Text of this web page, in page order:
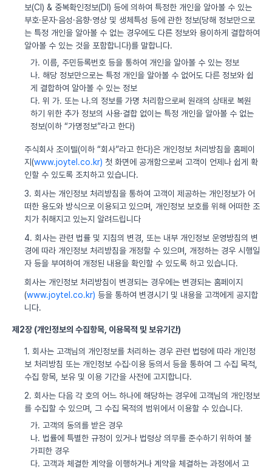
보(CI) & 중복확인정보(DI) 등에 의하여 특정한 개인을 알아볼 수 있는
부호·문자·음성·음향·영상 및 생체특성 등에 관한 정보(당해 정보만으로
는 특정 개인을 알아볼 수 없는 경우에도 다른 정보와 용이하게 결합하여
알아볼 수 있는 것을 포함합니다)를 말합니다.
가. 이름, 주민등록번호 등을 통하여 개인을 알아볼 수 있는 정보
나. 해당 정보만으로는 특정 개인을 알아볼 수 없어도 다른 정보와 쉽
게 결합하여 알아볼 수 있는 정보
다. 위 가. 또는 나.의 정보를 가명 처리함으로써 원래의 상태로 복원
하기 위한 추가 정보의 사용·결합 없이는 특정 개인을 알아볼 수 없는
정보(이하 “가명정보”라고 한다)
주식회사 조이텔(이하 “회사”라고 한다)은 개인정보 처리방침을 홈페이
지(www.joytel.co.kr) 첫 화면에 공개함으로써 고객이 언제나 쉽게 확
인할 수 있도록 조치하고 있습니다.
3. 회사는 개인정보 처리방침을 통하여 고객이 제공하는 개인정보가 어
떠한 용도와 방식으로 이용되고 있으며, 개인정보 보호를 위해 어떠한 조
치가 취해지고 있는지 알려드립니다
4. 회사는 관련 법률 및 지침의 변경, 또는 내부 개인정보 운영방침의 변
경에 따라 개인정보 처리방침을 개정할 수 있으며, 개정하는 경우 시행일
자 등을 부여하여 개정된 내용을 확인할 수 있도록 하고 있습니다.
회사는 개인정보 처리방침이 변경되는 경우에는 변경되는 홈페이지
(www.joytel.co.kr) 등을 통하여 변경시기 및 내용을 고객에게 공지합
니다.
제2장 (개인정보의 수집항목, 이용목적 및 보유기간)
1. 회사는 고객님의 개인정보를 처리하는 경우 관련 법령에 따라 개인정
보 처리방침 또는 개인정보 수집·이용 동의서 등을 통하여 그 수집 목적,
수집 항목, 보유 및 이용 기간을 사전에 고지합니다.
2. 회사는 다음 각 호의 어느 하나에 해당하는 경우에 고객님의 개인정보
를 수집할 수 있으며, 그 수집 목적의 범위에서 이용할 수 있습니다.
가. 고객의 동의를 받은 경우
나. 법률에 특별한 규정이 있거나 법령상 의무를 준수하기 위하여 불
가피한 경우
다. 고객과 체결한 계약을 이행하거나 계약을 체결하는 과정에서 고